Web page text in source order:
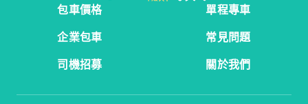
包車價格
單程專車
企業包車
常見問題
司機招募
關於我們